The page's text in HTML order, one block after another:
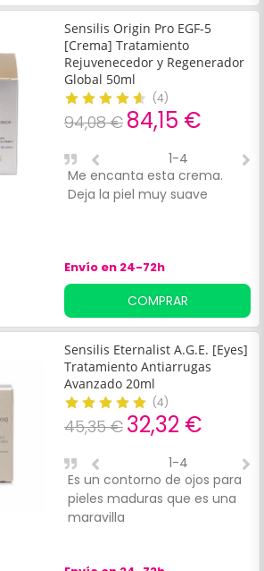
Sensilis Origin Pro EGF-5
[Crema] Tratamiento
Rejuvenecedor y Regenerador
Global 50ml
(4)
94,08 € 84,15 €
Me encanta esta crema.
Deja la piel muy suave
1-4
Envío en 24-72h
COMPRAR
Sensilis Eternalist A.G.E. [Eyes]
Tratamiento Antiarrugas
Avanzado 20ml
(4)
45,35 € 32,32 €
Es un contorno de ojos para
pieles maduras que es una
maravilla
1-4